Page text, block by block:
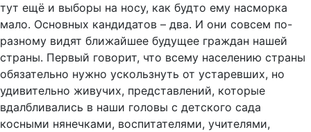
тут ещё и выборы на носу, как будто ему насморка
мало. Основных кандидатов – два. И они совсем по-
разному видят ближайшее будущее граждан нашей
страны. Первый говорит, что всему населению страны
обязательно нужно ускользнуть от устаревших, но
удивительно живучих, представлений, которые
вдалбливались в наши головы с детского сада
косными нянечками, воспитателями, учителями,